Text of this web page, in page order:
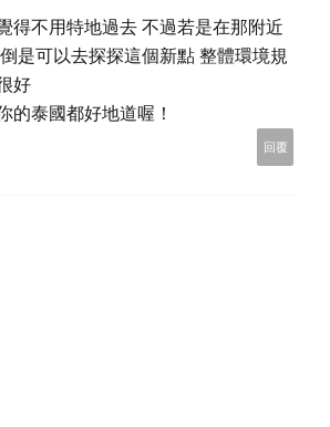
得不用特地過去 不過若是在那附近
是可以去探探這個新點 整體環境規
好
的泰國都好地道喔！
回覆